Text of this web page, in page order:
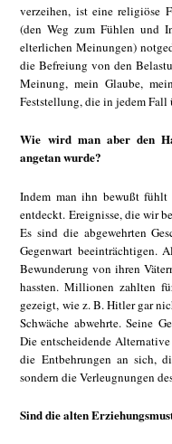
verzeihen, ist eine religiöse
(den Weg zum Fühlen und
elterlichen Meinungen)
die Befreiung von den
Meinung, mein Glaube,
Feststellung, die in jedem Fall
Wie wird man aber den
angetan wurde?
Indem man ihn bewußt
entdeckt. Ereignisse, die wir
Es sind die abgewehrten
Gegenwart beeinträchtigen.
Bewunderung von ihren
hassten. Millionen zahlten
gezeigt, wie z. B. Hitler gar
Schwäche abwehrte. Seine
Die entscheidende
die Entbehrungen an sich,
sondern die Verleugnungen
Sind die alten